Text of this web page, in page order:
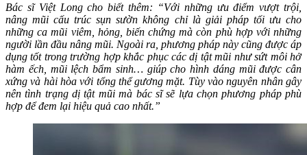
Bác sĩ Việt Long cho biết thêm: “Với những ưu điểm vượt trội,
nâng mũi cấu trúc sụn sườn không chỉ là giải pháp tối ưu cho
những ca mũi viêm, hỏng, biến chứng mà còn phù hợp với những
người lần đầu nâng mũi. Ngoài ra, phương pháp này cũng được áp
dụng tốt trong trường hợp khắc phục các dị tật mũi như sứt môi hở
hàm ếch, mũi lệch bẩm sinh… giúp cho hình dáng mũi được cân
xứng và hài hòa với tổng thể gương mặt. Tùy vào nguyên nhân gây
nên tình trạng dị tật mũi mà bác sĩ sẽ lựa chọn phương pháp phù
hợp để đem lại hiệu quả cao nhất.”